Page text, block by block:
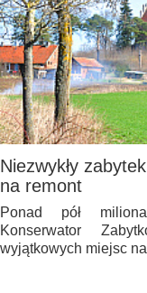
Niezwykły
na remont
Ponad pół
Konserwator
wyjątkowych miejsc